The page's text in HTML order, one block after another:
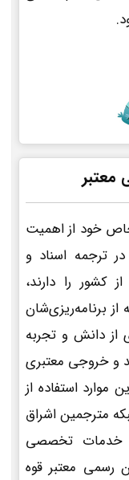
معتبر
خود از اهمیت
در ترجمه اسناد و
کشور را دارند،
از برنامه‌ریزی‌شان
از دانش و تجربه
و خروجی معتبری
موارد استفاده از
مترجمین اشراق
خدمات تخصصی
رسمی معتبر قوه